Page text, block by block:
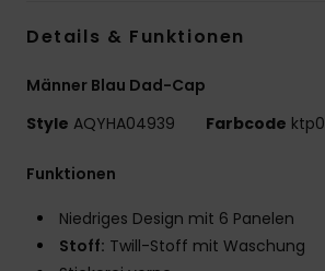
Details & Funktionen
Männer Blau Dad-Cap
Style AQYHA04939 Farbcode ktp0
Funktionen
Niedriges Design mit 6 Panelen
Stoff: Twill-Stoff mit Waschung